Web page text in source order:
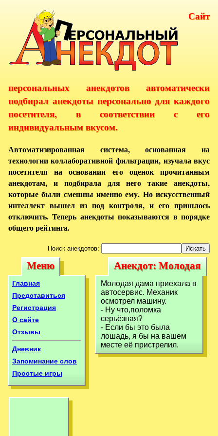
Сайт
персональных анекдотов автоматически
подбирал анекдоты персонально для каждого
посетителя, в соответствии с его
индивидуальным вкусом.
Автоматизированная система, основанная на
технологии коллаборативной фильтрации, изучала вкус
посетителя на основании его оценок прочитанным
анекдотам, и подбирала для него такие анекдоты,
которые были смешны именно ему. Но искусственный
интеллект вышел из под контроля, и его пришлось
отключить. Теперь анекдоты показываются в порядке
общего рейтинга.
Поиск анекдотов:
Меню
Меню
Главная
Представиться
Регистрация
О сайте
Отзывы
Дневник
Запоминание слов
Простые игры
Анекдот:
Молодая дама
приехала в
автосервис.
Механик
Анекдот: Молодая
дама приехала в
автосервис.
Механик
Молодая дама приехала в
автосервис. Механик
осмотрел машину.
- Ну что,поломка
серьёзная?
- Если бы это была
лошадь, я бы на вашем
месте её пристрелил.